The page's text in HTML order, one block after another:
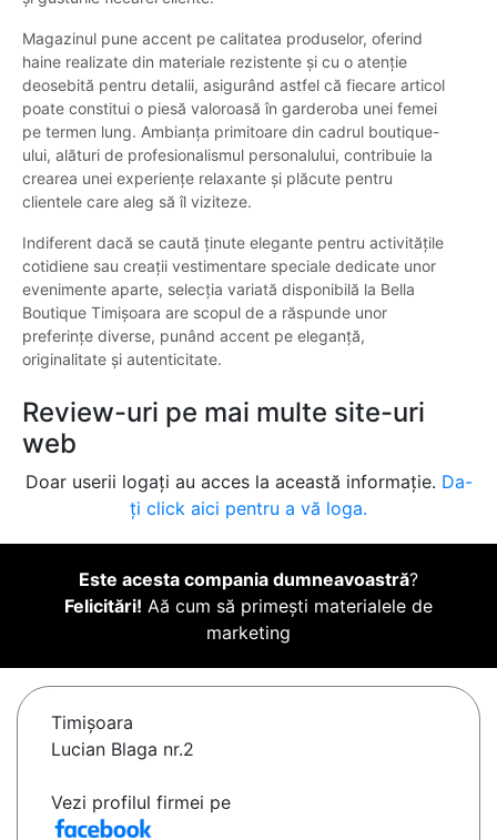
Magazinul pune accent pe calitatea produselor, oferind
haine realizate din materiale rezistente și cu o atenție
deosebită pentru detalii, asigurând astfel că fiecare articol
poate constitui o piesă valoroasă în garderoba unei femei
pe termen lung. Ambianța primitoare din cadrul boutique-
ului, alături de profesionalismul personalului, contribuie la
crearea unei experiențe relaxante și plăcute pentru
clientele care aleg să îl viziteze.
Indiferent dacă se caută ținute elegante pentru activitățile
cotidiene sau creații vestimentare speciale dedicate unor
evenimente aparte, selecția variată disponibilă la Bella
Boutique Timișoara are scopul de a răspunde unor
preferințe diverse, punând accent pe eleganță,
originalitate și autenticitate.
Review-uri pe mai multe site-uri
web
Doar userii logați au acces la această informație. Da-
ți click aici pentru a vă loga.
Este acesta compania dumneavoastră?
Felicitări! Aă cum să primești materialele de
marketing
Timişoara
Lucian Blaga nr.2
Vezi profilul firmei pe